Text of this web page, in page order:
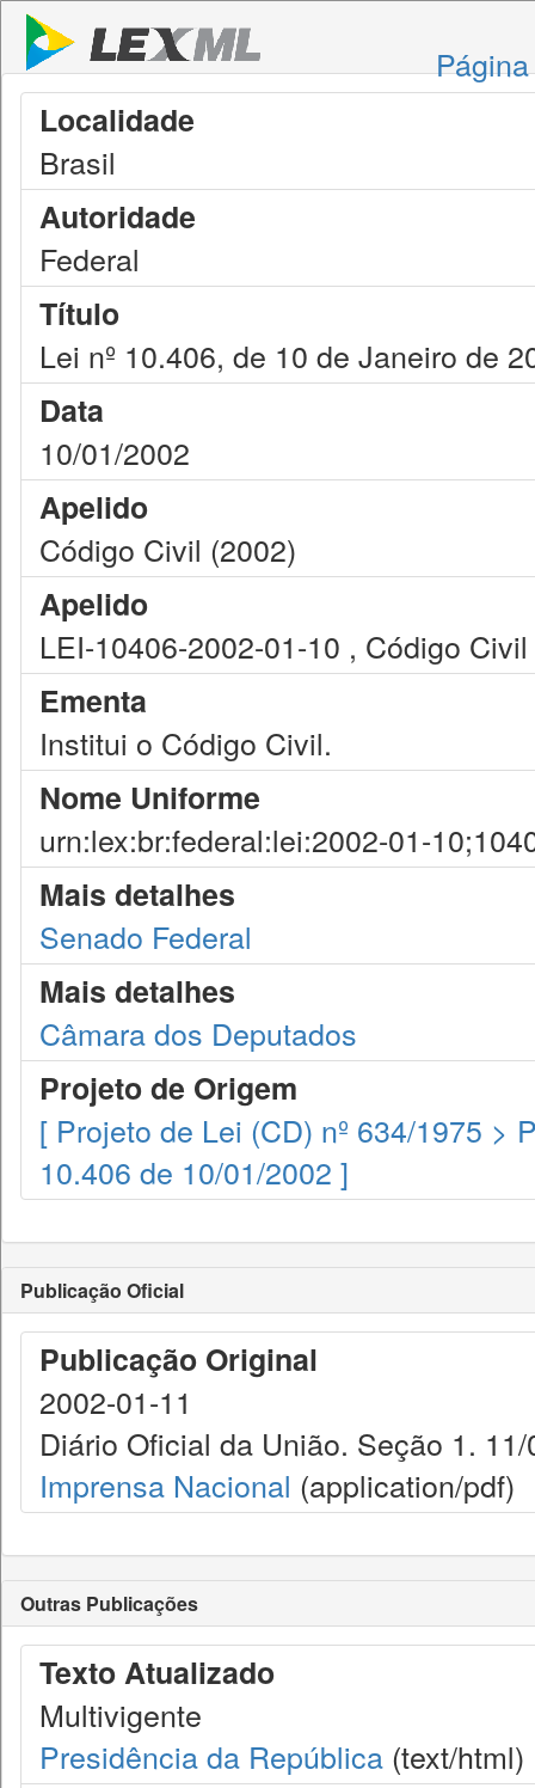
Localidade
Brasil
Autoridade
Federal
Título
Lei nº 10.406, de 10 de Janeiro de
Data
10/01/2002
Apelido
Código Civil (2002)
Apelido
LEI-10406-2002-01-10 , Código Civil
Ementa
Institui o Código Civil.
Nome Uniforme
urn:lex:br:federal:lei:2002-01-
Mais detalhes
Senado Federal
Mais detalhes
Câmara dos Deputados
Projeto de Origem
[ Projeto de Lei (CD) nº 634/1975 >
10.406 de 10/01/2002 ]
Publicação Oficial
Publicação Original
2002-01-11
Diário Oficial da União. Seção 1.
Imprensa Nacional (application/pdf)
Outras Publicações
Texto Atualizado
Multivigente
Presidência da República (text/html)